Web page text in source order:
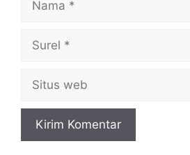
web